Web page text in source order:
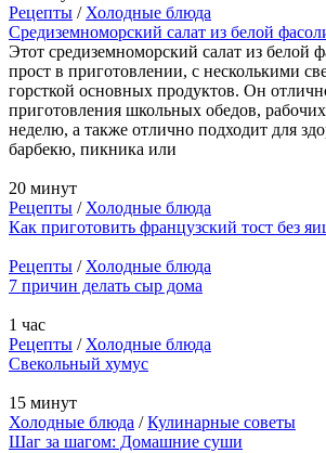
Рецепты /Холодные блюда
Средиземноморский салат из белой
Этот средиземноморский салат из белой
прост в приготовлении, с несколькими
горсткой основных продуктов. Он
приготовления школьных обедов,
неделю, а также отлично подходит для
барбекю, пикника или
20 минут
Рецепты /Холодные блюда
Как приготовить французский тост без
Рецепты /Холодные блюда
7 причин делать сыр дома
1 час
Рецепты /Холодные блюда
Свекольный хумус
15 минут
Холодные блюда /Кулинарные советы
Шаг за шагом: Домашние суши